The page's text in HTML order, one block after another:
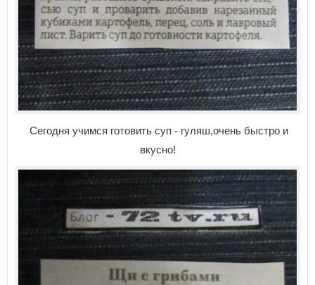
Сегодня учимся готовить суп - гуляш,очень быстро и
вкусно!